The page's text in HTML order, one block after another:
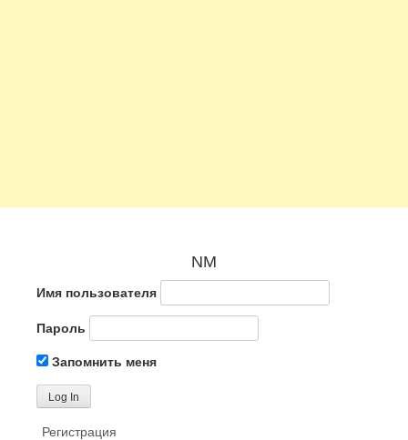
NM
Имя пользователя
Пароль
Запомнить меня
Регистрация